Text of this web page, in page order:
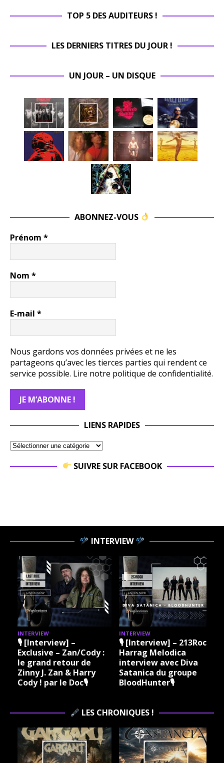
TOP 5 DES AUDITEURS !
LES DERNIERS TITRES DU JOUR !
UN JOUR – UN DISQUE
ABONNEZ-VOUS
Prénom *
Nom *
E-mail *
Nous gardons vos données privées et ne les
partageons qu’avec les tierces parties qui rendent ce
service possible. Lire notre politique de confidentialité.
LIENS RAPIDES
SUIVRE SUR FACEBOOK
INTERVIEW
INTERVIEW
🎙 [Interview] –
Exclusive – Zan/Cody :
le grand retour de
Zinny J. Zan & Harry
Cody ! par le Doc🎙
INTERVIEW
🎙 [Interview] – 213Rock
Harrag Melodica
interview avec Diva
Satanica du groupe
BloodHunter🎙
LES CHRONIQUES !